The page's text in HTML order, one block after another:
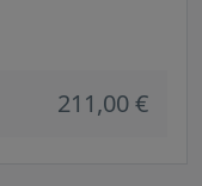
211,00 €